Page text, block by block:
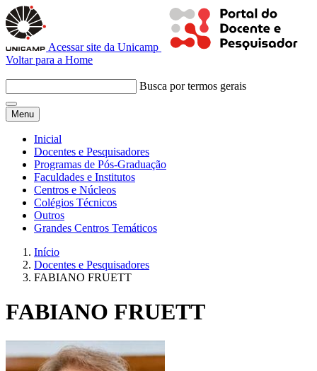
Acessar site da Unicamp
Voltar para a Home
Busca por termos gerais
Menu
Inicial
Docentes e Pesquisadores
Programas de Pós-Graduação
Faculdades e Institutos
Centros e Núcleos
Colégios Técnicos
Outros
Grandes Centros Temáticos
Início
Docentes e Pesquisadores
FABIANO FRUETT
FABIANO FRUETT